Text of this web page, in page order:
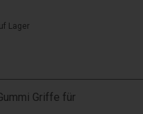
Lager
Griffe für